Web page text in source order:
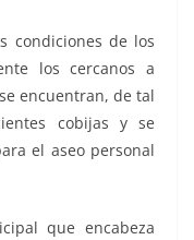
condiciones de los
los cercanos a
encuentran, de tal
cobijas y se
el aseo personal
que encabeza